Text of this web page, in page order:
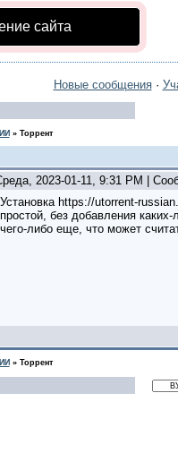
сайта
Новые сообщения·
» Торрент
2023-01-11, 9:31 PM |
Установка https://utorrent-
простой, без добавления
чего-либо еще, что может
» Торрент